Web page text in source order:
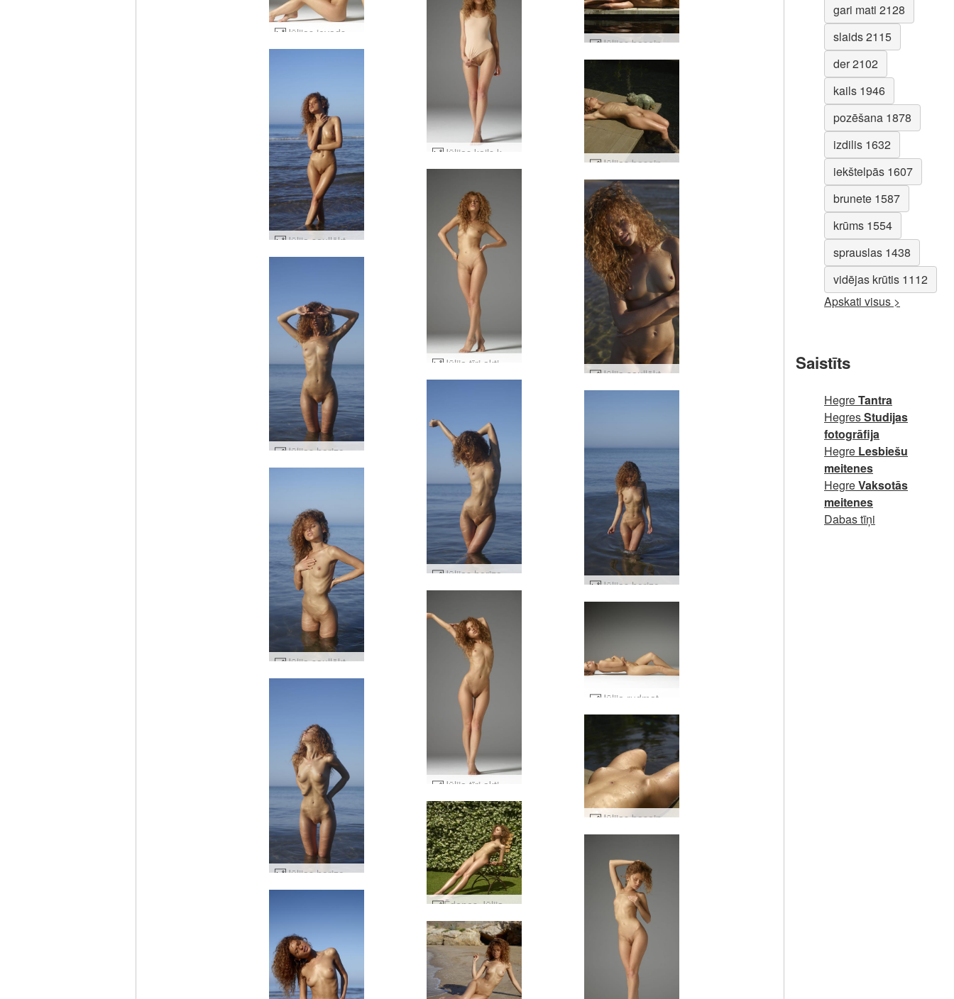
Jūlijas baseins #29
Jūlija saullēkts #10
Jūlijas baseins #48
Jūlija saullēkts #30
Jūlijas horizonts #17
Jūlijas horizonts #13
Jūlijas horizonts #4
Jūlija saullēkts #50
Jūlijas horizonts #21
Jūlijas baseins #68
Ēdenes Jūlijas dārzs #39
gari mati 2128
slaids 2115
der 2102
kails 1946
pozēšana 1878
izdilis 1632
iekštelpās 1607
brunete 1587
krūms 1554
sprauslas 1438
vidējas krūtis 1112
Apskati visus >
Saistīts
HegreTantra
HegresStudijas
fotogrāfija
Hegre Lesbiešu
meitenes
HegreVaksotās
meitenes
Dabas tīņi